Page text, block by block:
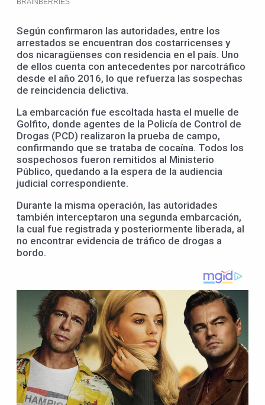
Según confirmaron las autoridades, entre los
arrestados se encuentran dos costarricenses y
dos nicaragüenses con residencia en el país. Uno
de ellos cuenta con antecedentes por narcotráfico
desde el año 2016, lo que refuerza las sospechas
de reincidencia delictiva.
La embarcación fue escoltada hasta el muelle de
Golfito, donde agentes de la Policía de Control de
Drogas (PCD) realizaron la prueba de campo,
confirmando que se trataba de cocaína. Todos los
sospechosos fueron remitidos al Ministerio
Público, quedando a la espera de la audiencia
judicial correspondiente.
Durante la misma operación, las autoridades
también interceptaron una segunda embarcación,
la cual fue registrada y posteriormente liberada, al
no encontrar evidencia de tráfico de drogas a
bordo.